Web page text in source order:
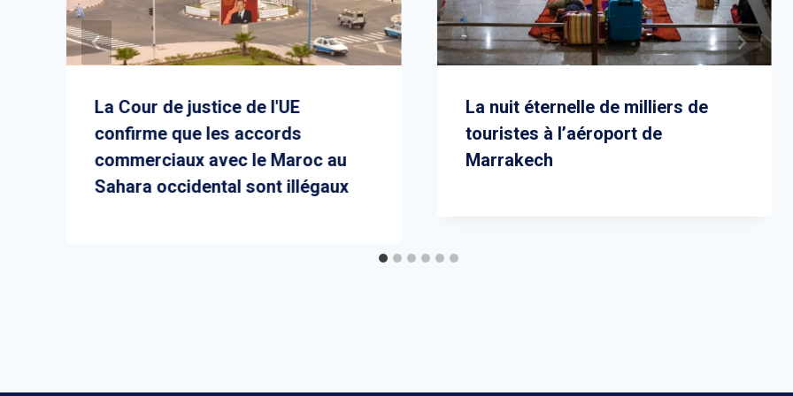
La Cour de justice de l'UE
confirme que les accords
commerciaux avec le Maroc au
Sahara occidental sont illégaux
La nuit éternelle de milliers de
touristes à l’aéroport de
Marrakech